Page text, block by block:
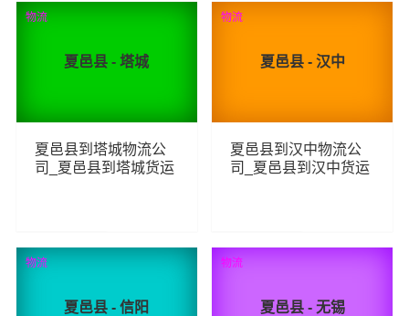
86 查看详细 77 查看详细
夏邑县 - 塔城
夏邑县到塔城物流公
司_夏邑县到塔城货运
86 查看详细
物流
夏邑县 - 汉中
夏邑县到汉中物流公
司_夏邑县到汉中货运
94 查看详细
物流
夏邑县 - 信阳
物流
夏邑县 - 无锡
物流